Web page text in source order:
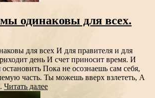
одинаковы для всех.
для всех И для правителя и для
день И счет приносит время. И
Пока не осознаешь сам себя,
часть. Ты можешь вверх взлететь, А
Читать далее